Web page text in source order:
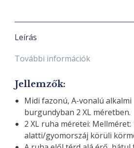
Leírás
További információk
Jellemzők:
Midi fazonú, A-vonalú
burgundyban 2 XL méretben.
2 XL ruha méretei: Mellméret:
alatti/gyomorszáj körüli